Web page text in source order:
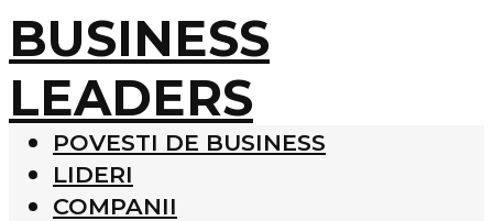
BUSINESS
LEADERS
POVESTI DE BUSINESS
LIDERI
COMPANII